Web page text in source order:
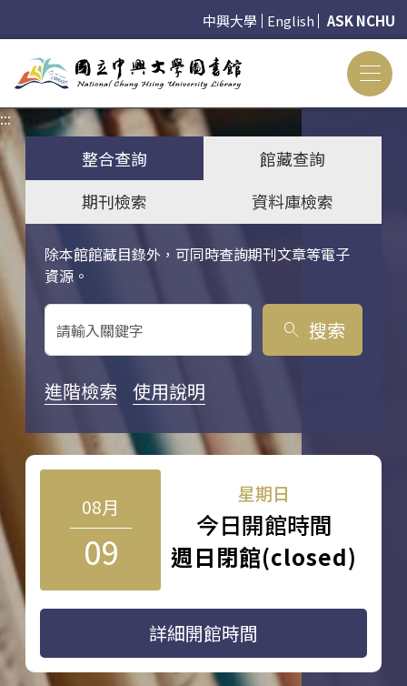
中興大學 English ASK NCHU
:::
整合查詢
館藏查詢
期刊檢索
資料庫檢索
除本館館藏目錄外，可同時查詢期刊文章等電子
資源。
關鍵字搜尋
search 搜索
進階檢索 使用說明
08月
09
星期日
今日開館時間
週日閉館(closed)
詳細開館時間